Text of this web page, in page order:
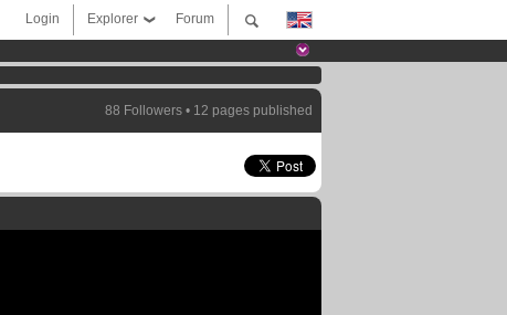
Forum
Explorer
Login
88 Followers • 12 pages published